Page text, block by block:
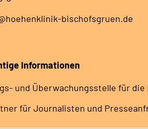
bischofsgruen.de
Informationen
und Überwachungsstelle für
für Journalisten und